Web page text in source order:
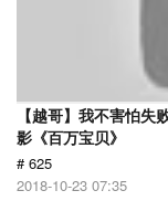
【越哥】我不害怕
影《百万宝贝》
# 625
2018-10-23 07:35